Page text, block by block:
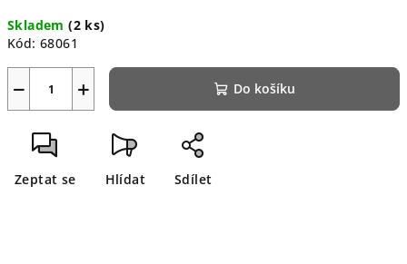
cena:
Skladem(2 ks)
Kód: 68061
+
− Do košíku
Zeptat se Hlídat Sdílet